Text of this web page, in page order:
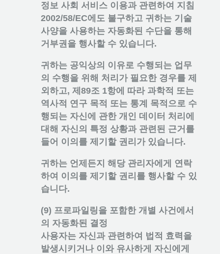
정보 사회 서비스 이용과 관련하여 지침
2002/58/EC에도 불구하고 귀하는 기술
사양을 사용하는 자동화된 수단을 통해
거부권을 행사할 수 있습니다.
귀하는 공익상의 이유로 수행되는 업무
의 수행을 위해 처리가 필요한 경우를 제
외하고, 제89조 1항에 따라 과학적 또는
역사적 연구 목적 또는 통계 목적으로 수
행되는 자신에 관한 개인 데이터 처리에
대해 자신의 특정 상황과 관련된 근거를
들어 이의를 제기할 권리가 있습니다.
귀하는 언제든지 해당 관리자에게 연락
하여 이의를 제기할 권리를 행사할 수 있
습니다.
(9) 프로파일링을 포함한 개별 사건에서
의 자동화된 결정
사용자는 자신과 관련하여 법적 효력을
발생시키거나 이와 유사하게 자신에게